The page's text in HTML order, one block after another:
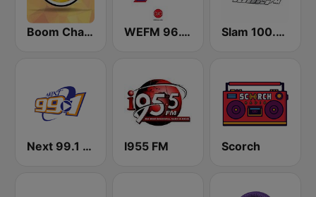
Boom Champions 94.1 FM WEFM 96.1 FM Slam 100.5 FM
Next 99.1 FM I955 FM Scorch